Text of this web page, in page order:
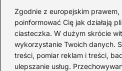
Zgodnie z europejskim prawem,
poinformować Cię jak działają
ciasteczka. W dużym skrócie
wykorzystanie Twoich danych.
treści, pomiar reklam i treści,
ulepszanie usług.
2026-08-03
światowej
fakty i
2026-08-02